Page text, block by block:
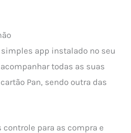
app instalado no seu
todas as suas
Pan, sendo outra das
controle para as compra e